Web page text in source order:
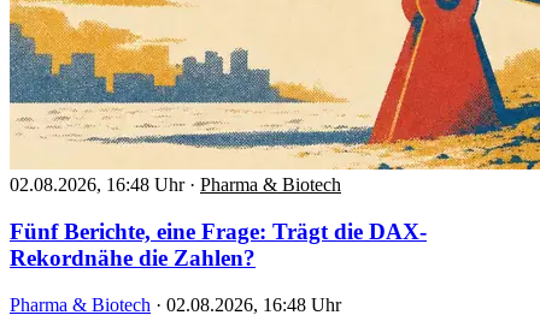
02.08.2026, 16:48 Uhr · Pharma & Biotech
Fünf Berichte, eine Frage: Trägt die DAX-
Rekordnähe die Zahlen?
Pharma & Biotech · 02.08.2026, 16:48 Uhr